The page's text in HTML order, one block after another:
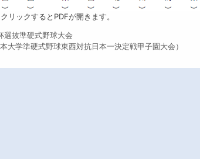
リックするとPDFが開きます。
選抜準硬式野球大会
学準硬式野球東西対抗日本一決定戦甲子園大会）